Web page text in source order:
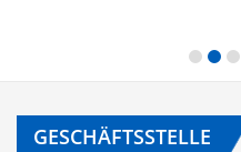
GESCHÄFTSSTELLE